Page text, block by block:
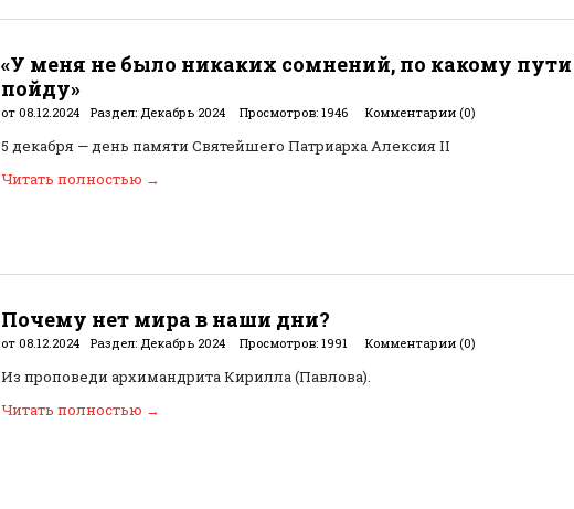
«У меня не было никаких сомнений, по какому
пойду»
от 08.12.2024 Раздел: Декабрь 2024 Просмотров: 1946 Комментарии (0)
5 декабря — день памяти Святейшего Патриарха Алексия II
Читать полностью →
Почему нет мира в наши дни?
от 08.12.2024 Раздел: Декабрь 2024 Просмотров: 1991 Комментарии (0)
Из проповеди архимандрита Кирилла (Павлова).
Читать полностью →